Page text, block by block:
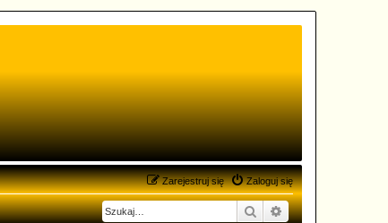
Zaloguj się
Zarejestruj się
SzukajWyszukiwanie